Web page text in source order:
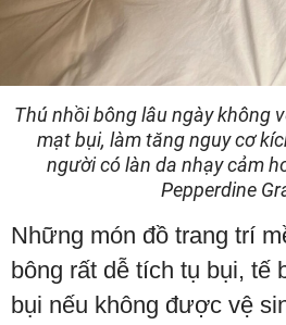
Thú nhồi bông lâu ngày không
mạt bụi, làm tăng nguy cơ
người có làn da nhạy cảm
Pepperdine
Những món đồ trang trí
bông rất dễ tích tụ bụi, tế
bụi nếu không được vệ